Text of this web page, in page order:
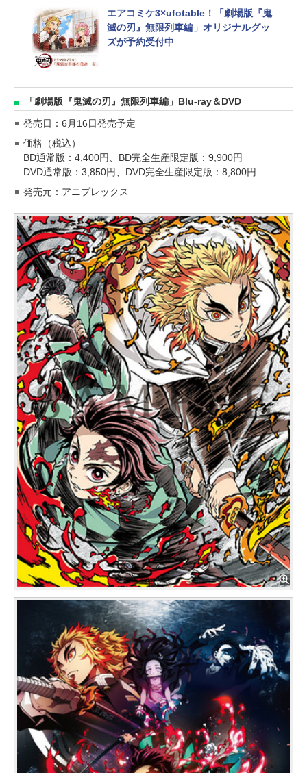
エアコミケ3×ufotable！「劇場版『鬼
滅の刃』無限列車編」オリジナルグッ
ズが予約受付中
「劇場版『鬼滅の刃』無限列車編」Blu-ray＆DVD
発売日：6月16日発売予定
価格（税込）
BD通常版：4,400円、BD完全生産限定版：9,900円
DVD通常版：3,850円、DVD完全生産限定版：8,800円
発売元：アニプレックス